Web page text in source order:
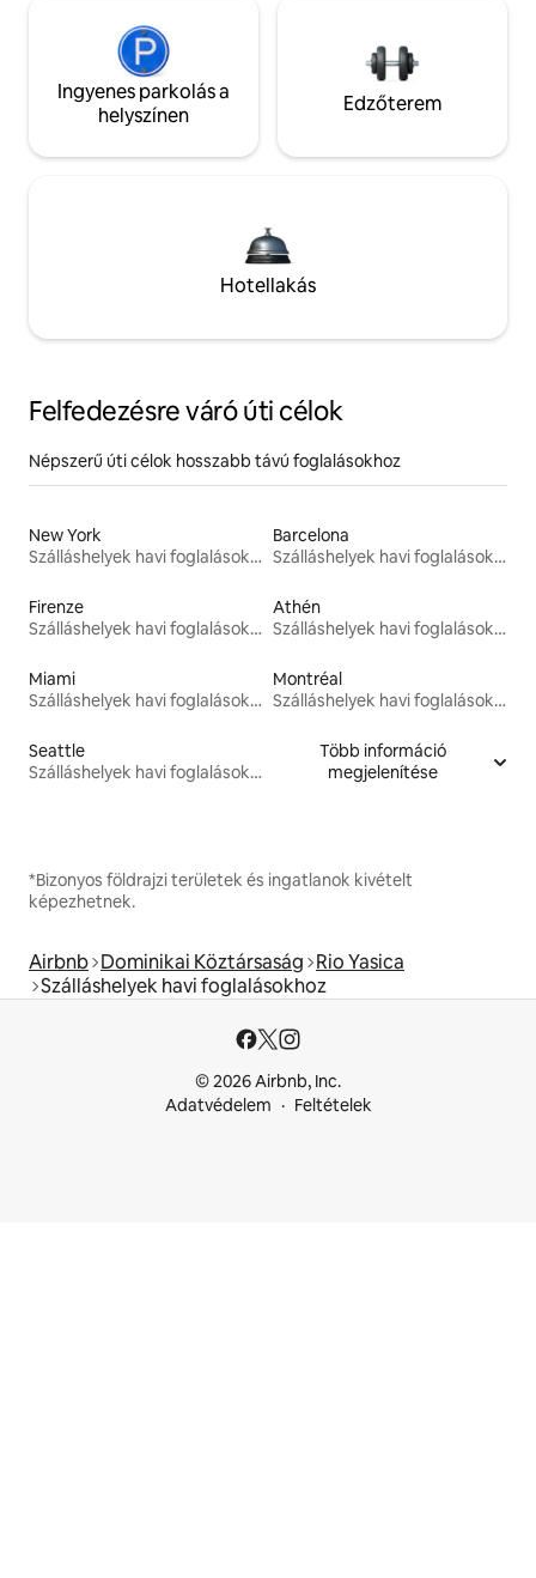
Ingyenes parkolás a
helyszínen
Edzőterem
Hotellakás
Felfedezésre váró úti célok
Népszerű úti célok hosszabb távú foglalásokhoz
New York
Szálláshelyek havi foglalásokhoz
Barcelona
Szálláshelyek havi foglalásokhoz
Firenze
Szálláshelyek havi foglalásokhoz
Athén
Szálláshelyek havi foglalásokhoz
Miami
Szálláshelyek havi foglalásokhoz
Montréal
Szálláshelyek havi foglalásokhoz
Seattle
Szálláshelyek havi foglalásokhoz
Több információ
megjelenítése
*Bizonyos földrajzi területek és ingatlanok kivételt
képezhetnek.
Airbnb Dominikai Köztársaság Rio Yasica
Szálláshelyek havi foglalásokhoz
© 2026 Airbnb, Inc.
Adatvédelem
Feltételek